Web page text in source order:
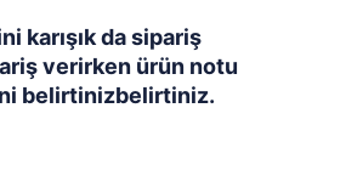
karışık da sipariş
verirken ürün notu
belirtinizbelirtiniz.